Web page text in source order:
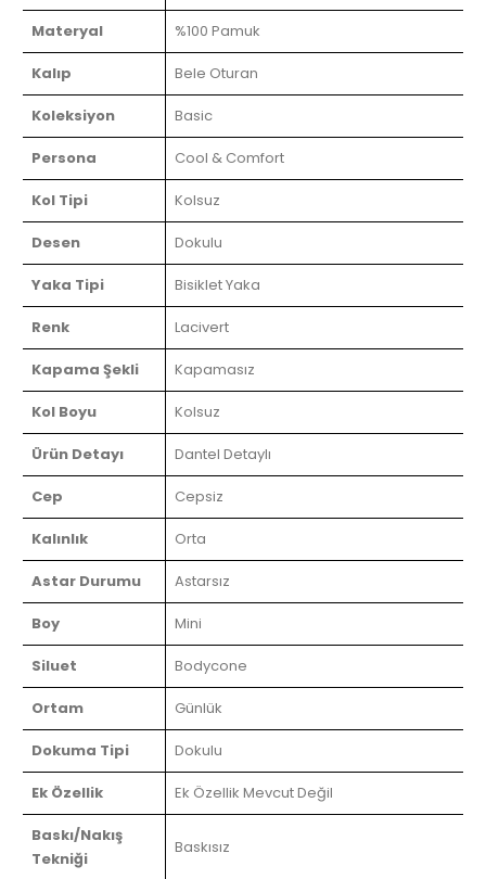
Materyal %100 Pamuk
Kalıp Bele Oturan
Koleksiyon Basic
Persona Cool & Comfort
Kol Tipi Kolsuz
Desen Dokulu
Yaka Tipi Bisiklet Yaka
Renk Lacivert
Kapama Şekli Kapamasız
Kol Boyu Kolsuz
Ürün Detayı Dantel Detaylı
Cep Cepsiz
Kalınlık Orta
Astar Durumu Astarsız
Boy Mini
Siluet Bodycone
Ortam Günlük
Dokuma Tipi Dokulu
Ek Özellik Ek Özellik Mevcut Değil
Baskı/Nakış
Tekniği
Baskısız